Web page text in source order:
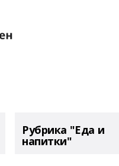
Рубрика "Еда и
напитки"